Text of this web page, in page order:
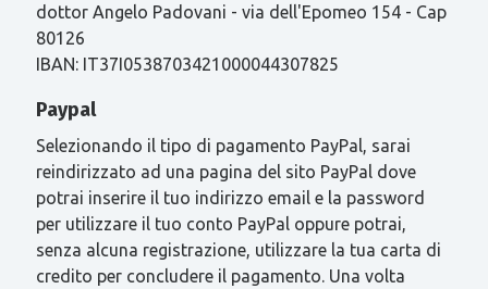
dottor Angelo Padovani - via dell'Epomeo 154 - Cap
80126
IBAN: IT37I0538703421000044307825
Paypal
Selezionando il tipo di pagamento PayPal, sarai
reindirizzato ad una pagina del sito PayPal dove
potrai inserire il tuo indirizzo email e la password
per utilizzare il tuo conto PayPal oppure potrai,
senza alcuna registrazione, utilizzare la tua carta di
credito per concludere il pagamento. Una volta